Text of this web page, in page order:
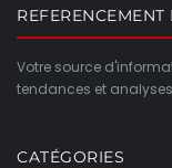
REFERENCEMENT
Votre source
tendances et
CATÉGORIES